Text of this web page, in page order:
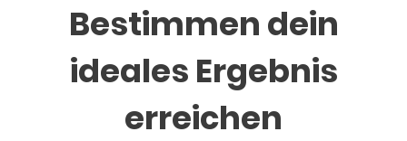
Bestimmen dein
ideales Ergebnis
erreichen